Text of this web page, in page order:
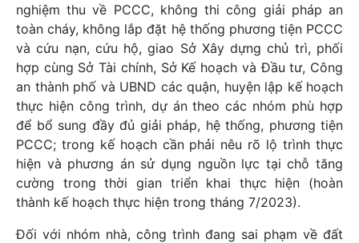
nghiệm thu về PCCC, không thi công giải pháp an
toàn cháy, không lắp đặt hệ thống phương tiện PCCC
và cứu nạn, cứu hộ, giao Sở Xây dựng chủ trì, phối
hợp cùng Sở Tài chính, Sở Kế hoạch và Đầu tư, Công
an thành phố và UBND các quận, huyện lập kế hoạch
thực hiện công trình, dự án theo các nhóm phù hợp
để bổ sung đầy đủ giải pháp, hệ thống, phương tiện
PCCC; trong kế hoạch cần phải nêu rõ lộ trình thực
hiện và phương án sử dụng nguồn lực tại chỗ tăng
cường trong thời gian triển khai thực hiện (hoàn
thành kế hoạch thực hiện trong tháng 7/2023).
Đối với nhóm nhà, công trình đang sai phạm về đất